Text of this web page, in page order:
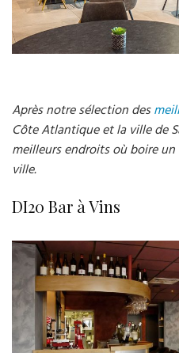
Après notre sélection des
Côte Atlantique et la ville de
meilleurs endroits où boire un
ville.
DI20 Bar à Vins